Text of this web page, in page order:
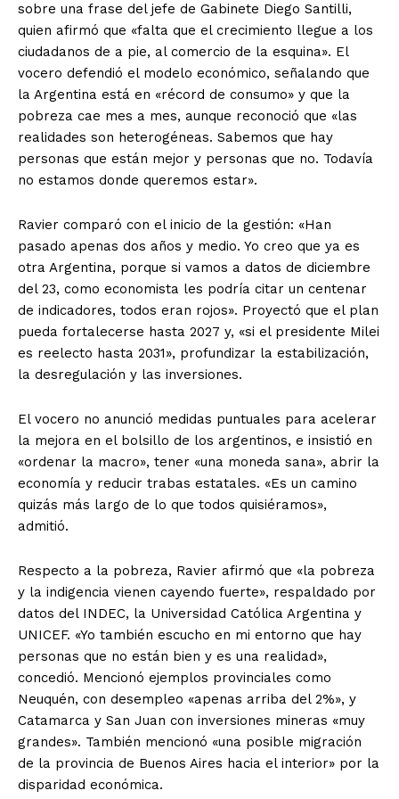
sobre una frase del jefe de Gabinete Diego Santilli,
quien afirmó que «falta que el crecimiento llegue a los
ciudadanos de a pie, al comercio de la esquina». El
vocero defendió el modelo económico, señalando que
la Argentina está en «récord de consumo» y que la
pobreza cae mes a mes, aunque reconoció que «las
realidades son heterogéneas. Sabemos que hay
personas que están mejor y personas que no. Todavía
no estamos donde queremos estar».
Ravier comparó con el inicio de la gestión: «Han
pasado apenas dos años y medio. Yo creo que ya es
otra Argentina, porque si vamos a datos de diciembre
del 23, como economista les podría citar un centenar
de indicadores, todos eran rojos». Proyectó que el plan
pueda fortalecerse hasta 2027 y, «si el presidente Milei
es reelecto hasta 2031», profundizar la estabilización,
la desregulación y las inversiones.
El vocero no anunció medidas puntuales para acelerar
la mejora en el bolsillo de los argentinos, e insistió en
«ordenar la macro», tener «una moneda sana», abrir la
economía y reducir trabas estatales. «Es un camino
quizás más largo de lo que todos quisiéramos»,
admitió.
Respecto a la pobreza, Ravier afirmó que «la pobreza
y la indigencia vienen cayendo fuerte», respaldado por
datos del INDEC, la Universidad Católica Argentina y
UNICEF. «Yo también escucho en mi entorno que hay
personas que no están bien y es una realidad»,
concedió. Mencionó ejemplos provinciales como
Neuquén, con desempleo «apenas arriba del 2%», y
Catamarca y San Juan con inversiones mineras «muy
grandes». También mencionó «una posible migración
de la provincia de Buenos Aires hacia el interior» por la
disparidad económica.